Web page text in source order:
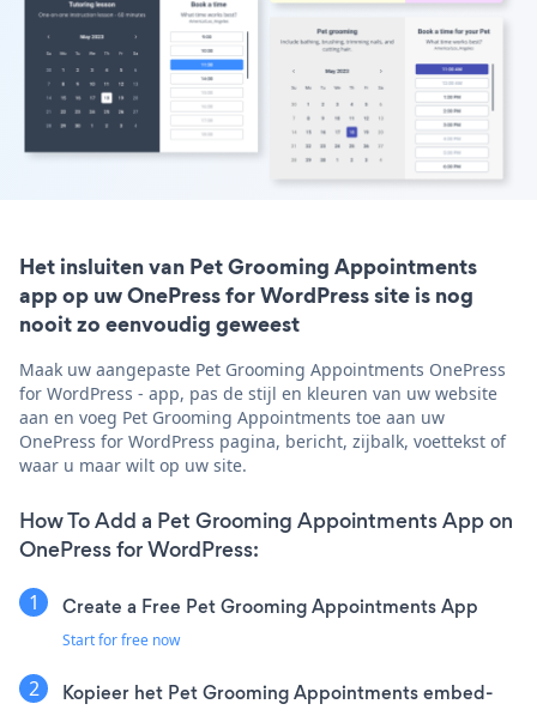
Het insluiten van Pet Grooming Appointments
app op uw OnePress for WordPress site is nog
nooit zo eenvoudig geweest
Maak uw aangepaste Pet Grooming Appointments OnePress
for WordPress - app, pas de stijl en kleuren van uw website
aan en voeg Pet Grooming Appointments toe aan uw
OnePress for WordPress pagina, bericht, zijbalk, voettekst of
waar u maar wilt op uw site.
How To Add a Pet Grooming Appointments App on
OnePress for WordPress:
Create a Free Pet Grooming Appointments App
Start for free now
Kopieer het Pet Grooming Appointments embed-